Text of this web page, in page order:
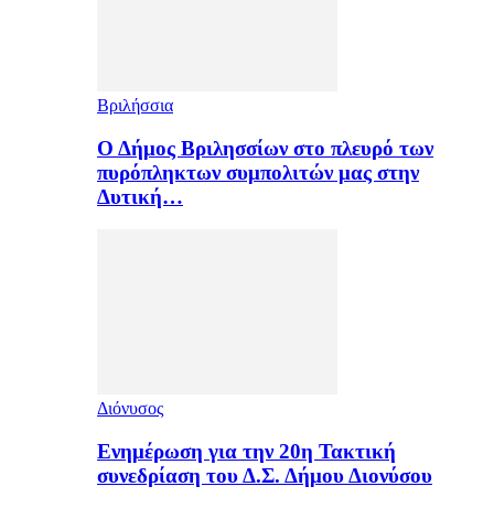
Βριλήσσια
Ο Δήμος Βριλησσίων στο πλευρό των
πυρόπληκτων συμπολιτών μας στην
Δυτική…
Διόνυσος
Ενημέρωση για την 20η Τακτική
συνεδρίαση του Δ.Σ. Δήμου Διονύσου